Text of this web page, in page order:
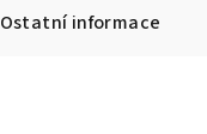
Ostatní informace